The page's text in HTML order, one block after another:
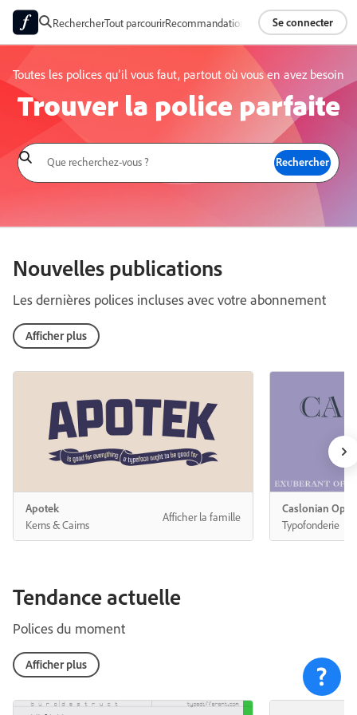
RechercherTout parcourirRecommandations Packs de polices
Se connecter
Toutes les polices qu’il vous faut, partout où vous en avez besoin
Trouver la police parfaite
Nouvelles publications
Les dernières polices incluses avec votre abonnement
Afficher plus
Tendance actuelle
Polices du moment
Afficher plus